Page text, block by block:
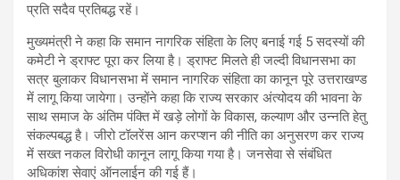
प्रति सदैव प्रतिबद्ध रहें।
मुख्यमंत्री ने कहा कि समान नागरिक संहिता के लिए बनाई गई 5 सदस्यों की
कमेटी ने ड्राफ्ट पूरा कर लिया है। ड्राफ्ट मिलते ही जल्दी विधानसभा का
सत्र बुलाकर विधानसभा में समान नागरिक संहिता का कानून पूरे उत्तराखण्ड
में लागू किया जायेगा। उन्होंने कहा कि राज्य सरकार अंत्योदय की भावना के
साथ समाज के अंतिम पंक्ति में खड़े लोगों के विकास, कल्याण और उन्नति हेतु
संकल्पबद्ध है। जीरो टॉलरेंस आन करप्शन की नीति का अनुसरण कर राज्य
में सख्त नकल विरोधी कानून लागू किया गया है। जनसेवा से संबंधित
अधिकांश सेवाएं ऑनलाईन की गई हैं।